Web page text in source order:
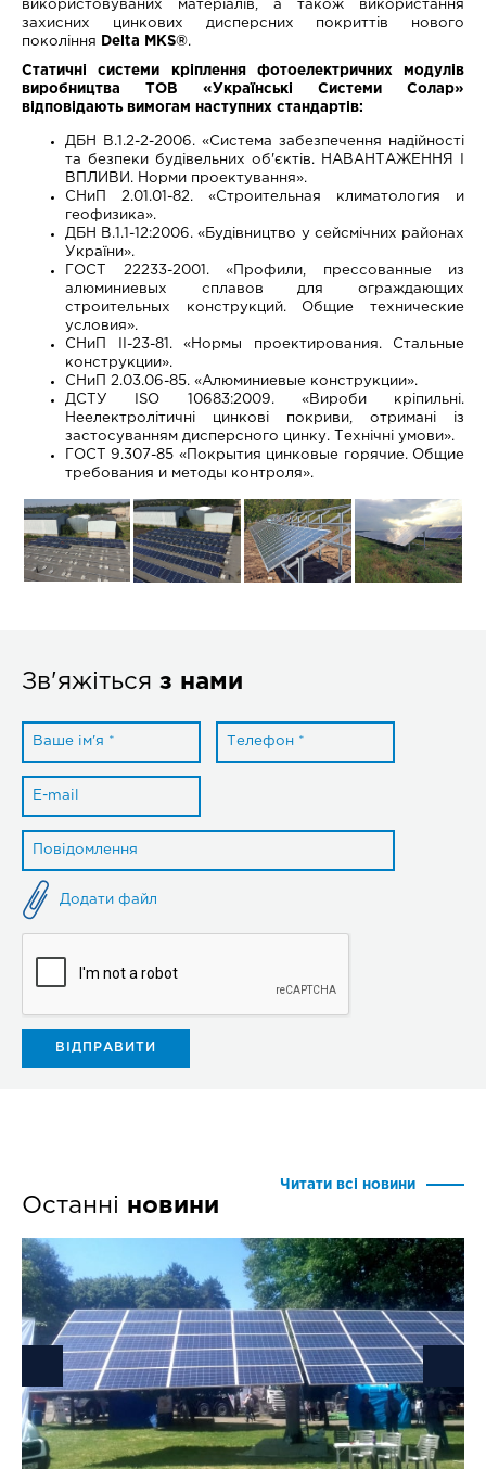
використовуваних матеріалів, а також використання
захисних цинкових дисперсних покриттів нового
покоління
Delta MKS®.
Статичні системи кріплення фотоелектричних модулів
виробництва ТОВ «Українські Системи Солар»
відповідають вимогам наступних стандартів:
ДБН В.1.2-2-2006. «Система забезпечення надійності
та безпеки будівельних об'єктів. НАВАНТАЖЕННЯ І
ВПЛИВИ. Норми проектування».
СНиП 2.01.01-82. «Строительная климатология и
геофизика».
ДБН В.1.1-12:2006. «Будівництво у сейсмічних районах
України».
ГОСТ 22233-2001. «Профили, прессованные из
алюминиевых сплавов для ограждающих
строительных конструкций. Общие технические
условия».
СНиП II-23-81. «Нормы проектирования. Стальные
конструкции».
СНиП 2.03.06-85. «Алюминиевые конструкции».
ДСТУ ISO 10683:2009. «Вироби кріпильні.
Неелектролітичні цинкові покриви, отримані із
застосуванням дисперсного цинку. Технічні умови».
ГОСТ 9.307-85 «Покрытия цинковые горячие. Общие
требования и методы контроля».
Зв'яжіться з нами
Додати файл
Останні новини
Читати всі новини